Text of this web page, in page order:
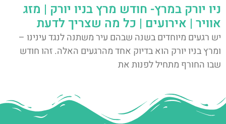
ניו יורק במרץ- חודש מרץ בניו יורק | מזג
אוויר | אירועים | כל מה שצריך לדעת
יש רגעים מיוחדים בשנה שבהם עיר משתנה לנגד עינינו –
ומרץ בניו יורק הוא בדיוק אחד מהרגעים האלה. זהו חודש
שבו החורף מתחיל לפנות את